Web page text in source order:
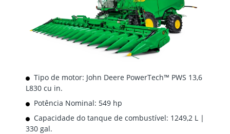
Tipo de motor: John Deere PowerTech™ PWS 13,6
L830 cu in.
Potência Nominal: 549 hp
Capacidade do tanque de combustível: 1249,2 L |
330 gal.